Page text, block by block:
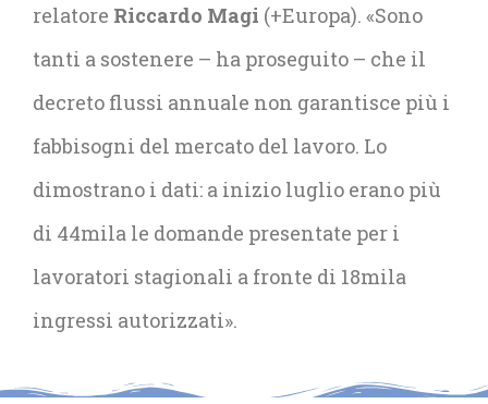
relatore Riccardo Magi (+Europa). «Sono
tanti a sostenere – ha proseguito – che il
decreto flussi annuale non garantisce più i
fabbisogni del mercato del lavoro. Lo
dimostrano i dati: a inizio luglio erano più
di 44mila le domande presentate per i
lavoratori stagionali a fronte di 18mila
ingressi autorizzati».